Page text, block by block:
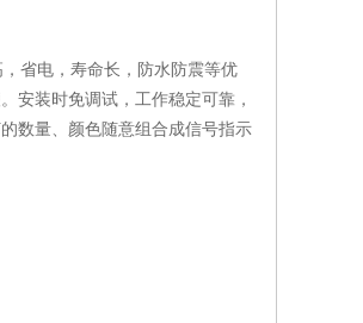
省电，寿命长，防水防震等优
安装时免调试，工作稳定可靠，
数量、颜色随意组合成信号指示